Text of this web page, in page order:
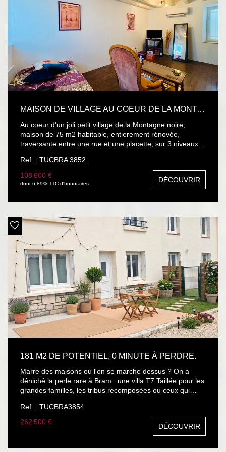
caractère et des matériaux anciens. Idéale pour un artiste
ou pour un usage en chambres d'hôtes.
MAISON DE VILLAGE AU COEUR DE LA MONTAGNE NOIRE
Au coeur d'un joli petit village de la Montagne noire,
maison de 75 m2 habitable, entierement rénovée,
traversante entre une rue et une placette, sur 3 niveaux
salle à manger , au 1er étage un Salon téle, bureau et au
2 ème étage 1 chambres et salle d'eau avec WC. La
maison est dotée d'un Jardin privatif non attenant d'une
surface de 174 m2 à 10 m, Cette maison située dans un
endroit calme et paisible, conviendrai parfaitement, pour
Ref. : TUCBRA 3852
108 600 €
dont 6.89% TTC d'honoraires DÉCOUVRIR
181 M2 DE POTENTIEL, 0 MINUTE À PERDRE.
Marre des maisons où l'on se marche dessus ? On a
déniché la perle rare à Bram : une villa T7 Taillée pour les
grandes familles, les tribus recomposées ou ceux qui
en 4 points : 6 chambres (dont une suite de plain-pied au
RDC) : chacun son territoire, fini les disputes le matin
Triple sanitaires & rangements partout : le confort ultime à
l'étage comme en bas. Énergie au top : Pompe à chaleur
(2021), toiture en état (2022), isolation extérieure et
Ref. : TUCBRA3854
262 500 €
DÉCOUVRIR